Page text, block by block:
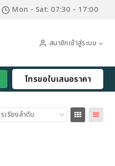
Mon - Sat: 07:30 - 17:00
สมาชิกเข้าสู่ระบบ
โทรขอใบเสนอราคา